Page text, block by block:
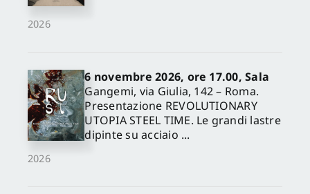
2026
2026
6 novembre 2026, ore 17.00, Sala
Gangemi, via Giulia, 142 – Roma.
Presentazione REVOLUTIONARY
UTOPIA STEEL TIME. Le grandi lastre
dipinte su acciaio ...